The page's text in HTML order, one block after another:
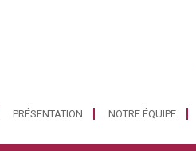
PRÉSENTATION NOTRE ÉQUIPE